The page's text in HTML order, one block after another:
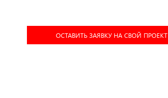
ОСТАВИТЬ ЗАЯВКУ НА СВОЙ ПРОЕКТ